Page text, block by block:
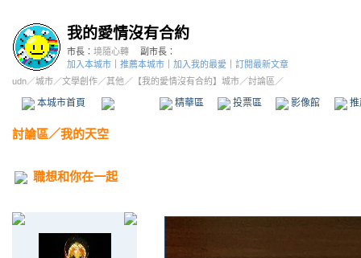
我的愛情沒有合約
市長： 境隨心轉
副市長：
加入本城市
推薦本城市 加入我的最愛
訂閱最新文章
udn／城市／文學創作／其他 ／ 【我的愛情沒有合約】城市／討論區／
本城市首頁 精華區 投票區 影像館
討論區／我的天空
職想和你在一起